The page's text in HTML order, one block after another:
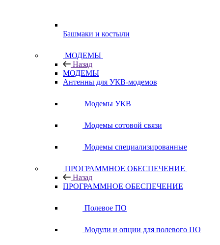
Башмаки и костыли
МОДЕМЫ
Назад
МОДЕМЫ
Антенны для УКВ-модемов
Модемы УКВ
Модемы сотовой связи
Модемы специализированные
ПРОГРАММНОЕ ОБЕСПЕЧЕНИЕ
Назад
ПРОГРАММНОЕ ОБЕСПЕЧЕНИЕ
Полевое ПО
Модули и опции для полевого ПО